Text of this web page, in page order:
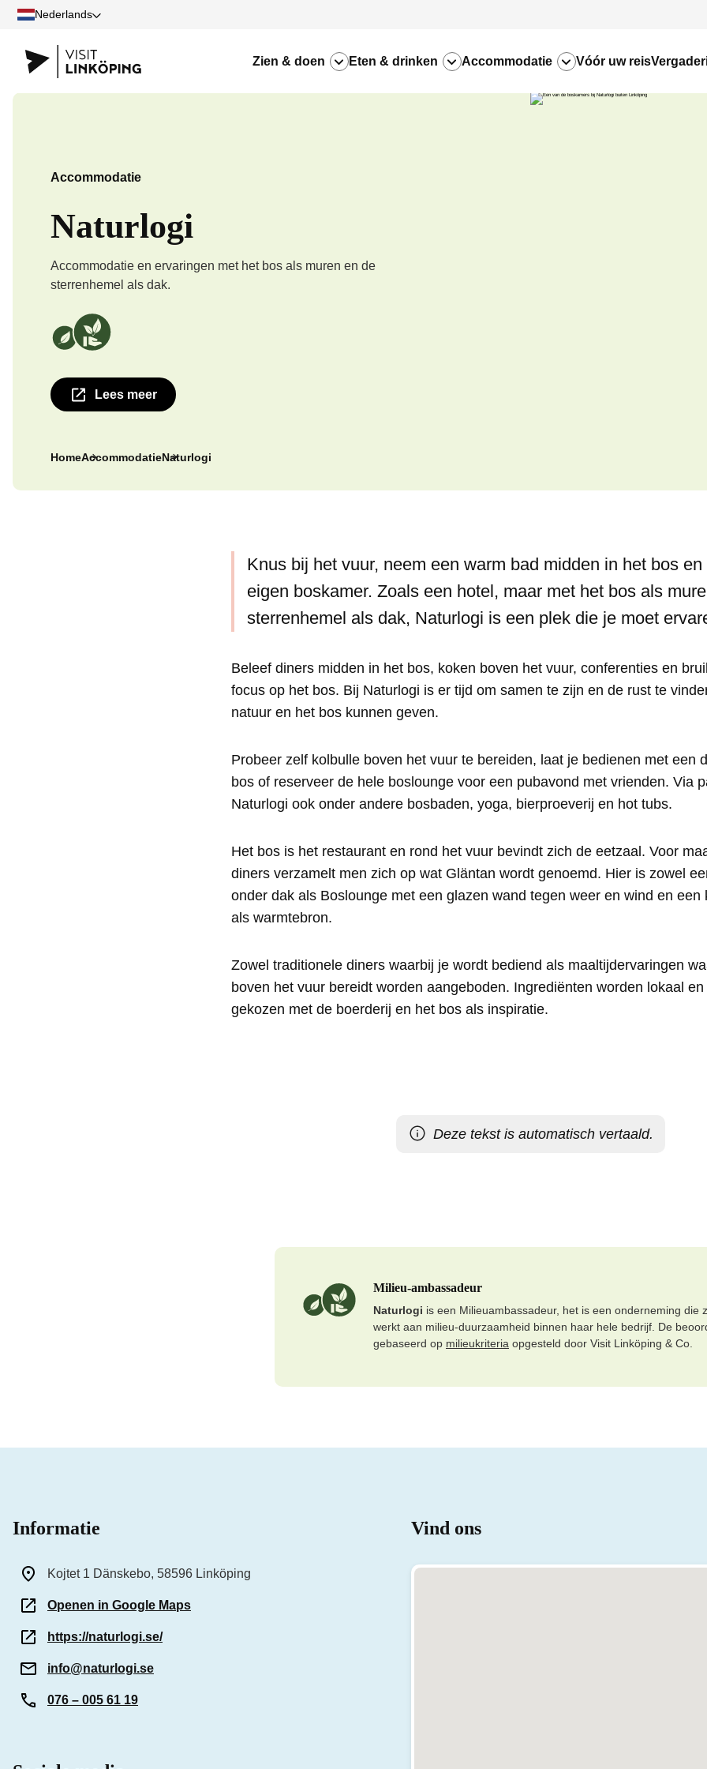
Nederlands
Zien & doen Eten & drinken Accommodatie Vóór uw reis
Accommodatie
Naturlogi
Accommodatie en ervaringen met het bos als muren en de
sterrenhemel als dak.
Wij bij Naturlogi zijn Milieuambassadeurs
Lees meer
HomeAccommodatieNaturlogi
Knus bij het vuur, neem een warm bad midden in het bos
eigen boskamer. Zoals een hotel, maar met het bos als
sterrenhemel als dak, Naturlogi is een plek die je moet
Beleef diners midden in het bos, koken boven het vuur, conferenties en
focus op het bos. Bij Naturlogi is er tijd om samen te zijn en de rust te
natuur en het bos kunnen geven.
Probeer zelf kolbulle boven het vuur te bereiden, laat je bedienen met een
bos of reserveer de hele boslounge voor een pubavond met vrienden. Via
Naturlogi ook onder andere bosbaden, yoga, bierproeverij en hot tubs.
Het bos is het restaurant en rond het vuur bevindt zich de eetzaal. Voor
diners verzamelt men zich op wat Gläntan wordt genoemd. Hier is zowel
onder dak als Boslounge met een glazen wand tegen weer en wind en een
als warmtebron.
Zowel traditionele diners waarbij je wordt bediend als maaltijdervaringen
boven het vuur bereidt worden aangeboden. Ingrediënten worden lokaal
gekozen met de boerderij en het bos als inspiratie.
Deze tekst is automatisch vertaald.
Milieu-ambassadeur
Naturlogi is een Milieuambassadeur, het is een onderneming die
werkt aan milieu-duurzaamheid binnen haar hele bedrijf. De
gebaseerd op milieukriteria opgesteld door Visit Linköping & Co.
Informatie
Kojtet 1 Dänskebo, 58596 Linköping
Openen in Google Maps
https://naturlogi.se/
info@naturlogi.se
076 – 005 61 19
Vind ons